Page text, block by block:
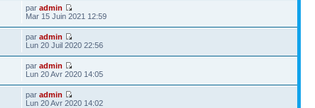
paradmin
Mar 15 Juin 2021 12:59
paradmin
Lun 20 Juil 2020 22:56
paradmin
Lun 20 Avr 2020 14:05
paradmin
Lun 20 Avr 2020 14:02